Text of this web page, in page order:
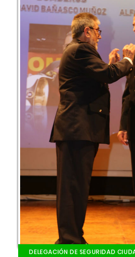
DELEGACIÓN DE SEGURIDAD